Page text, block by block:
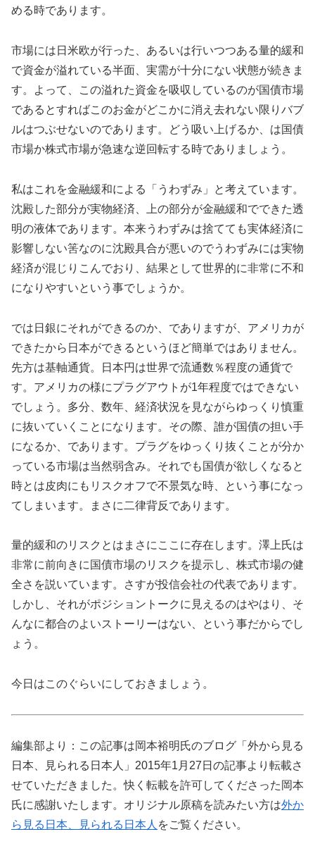
める時であります。
市場には日米欧が行った、あるいは行いつつある量的緩和
で資金が溢れている半面、実需が十分にない状態が続きま
す。よって、この溢れた資金を吸収しているのが国債市場
であるとすればこのお金がどこかに消え去れない限りバブ
ルはつぶせないのであります。どう吸い上げるか、は国債
市場か株式市場が急速な逆回転する時でありましょう。
私はこれを金融緩和による「うわずみ」と考えています。
沈殿した部分が実物経済、上の部分が金融緩和でできた透
明の液体であります。本来うわずみは捨てても実体経済に
影響しない筈なのに沈殿具合が悪いのでうわずみには実物
経済が混じりこんでおり、結果として世界的に非常に不和
になりやすいという事でしょうか。
では日銀にそれができるのか、でありますが、アメリカが
できたから日本ができるというほど簡単ではありません。
先方は基軸通貨。日本円は世界で流通数％程度の通貨で
す。アメリカの様にプラグアウトが1年程度ではできない
でしょう。多分、数年、経済状況を見ながらゆっくり慎重
に抜いていくことになります。その際、誰が国債の担い手
になるか、であります。プラグをゆっくり抜くことが分か
っている市場は当然弱含み。それでも国債が欲しくなると
時とは皮肉にもリスクオフで不景気な時、という事になっ
てしまいます。まさに二律背反であります。
量的緩和のリスクとはまさにここに存在します。澤上氏は
非常に前向きに国債市場のリスクを提示し、株式市場の健
全さを説いています。さすが投信会社の代表であります。
しかし、それがポジショントークに見えるのはやはり、そ
んなに都合のよいストーリーはない、という事だからでし
ょう。
今日はこのぐらいにしておきましょう。
編集部より：この記事は岡本裕明氏のブログ「外から見る
日本、見られる日本人」2015年1月27日の記事より転載さ
せていただきました。快く転載を許可してくださった岡本
氏に感謝いたします。オリジナル原稿を読みたい方は外か
ら見る日本、見られる日本人 をご覧ください。